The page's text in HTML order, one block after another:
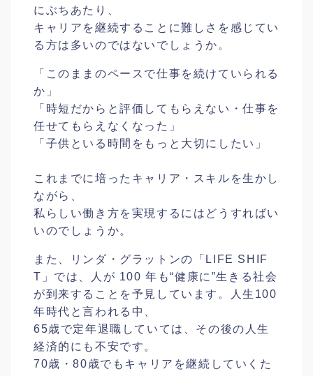
にぶちあたり
キャリアを継続することに難しさを感じてい
る方は多いのではないでしょうか。
「このままのペースで仕事を続けていられる
か」
「時短だからと評価してもらえない・仕事を
任せてもらえ なくなった」
「子供といる時間をもっと大切にしたい」
これまでに培ったキャリア・スキルを生かし
ながら、
私らしい働き方を実現するにはどうすればい
いのでしょう か。
また、リンダ・グラットンの「LIFE SHIF
T」では、人が 100 年も“健康に”生きる社会
が到来することを予見しています。人生100
年時代と言われる中、
65歳で定年退職していては、その後の人生
経済的にも不安です。
70歳・80歳でもキャリアを継続していくた